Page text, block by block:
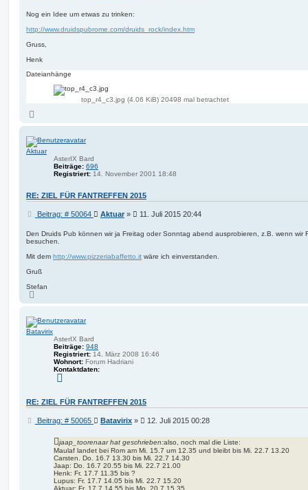
n
t
v
i
r
Nog ein Idee um etwas zu trinken:
http://www.druidspubrome.com/druids_rock/index.htm
Gruss,
Henk
Dateianhänge
top_r4_c3.jpg (4.06 KiB) 20498 mal betrachtet
c
o
b
Aktuar
AsterIX Bard
Beiträge: 696
Registriert: 14. November 2001 18:48
RE: ZIEL FÜR FANTREFFEN 2015
Beitrag: # 50064B
i
a
Aktuar» 11. Juli 2015 20:44
Den Druids Pub können wir ja Freitag oder Sonntag abend ausprobieren, z.B. wenn wir
besuchen.
Mit dem http://www.pizzeriabaffetto.it wäre ich einverstanden.
Gruß
Stefan
o
b
Batavirix
AsterIX Bard
Beiträge: 948
Registriert: 14. März 2008 16:46
Wohnort: Forum Hadriani
Kontaktdaten:
t
a
t
a
t
e
n
v
o
n
RE: ZIEL FÜR FANTREFFEN 2015
Beitrag: # 50065B
i
t
r
a
g
Batavirix» 12. Juli 2015 00:28
jaap_toorenaar hat geschrieben:also, noch mal die Liste:
Maulaf landet bei Rom am Mi. 15.7 um 12.35 und bleibt bis Mi. 22.7 13.20
Carsten. Do. 16.7 13.30 bis Mi. 22.7 14.30
Jaap: Do. 16.7 20.55 bis Mi. 22.7 21.00
Henk: Fr. 17.7 11.35 bis ?
Lupus: Fr. 17.7 14.05 bis Mi. 22.7 15.20
Aktuar: Fr. 17.7 14.55 bis Mo. 20.7 15.35